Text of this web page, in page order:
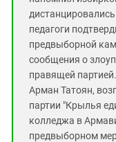
педагоги
предвыборной
сообщения о
правящей
Арман Татоян,
партии "Крылья
колледжа в
предвыборном